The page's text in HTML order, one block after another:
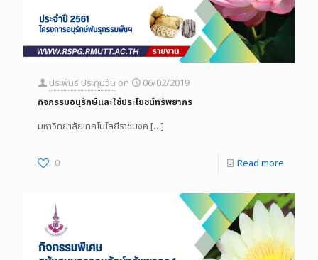
ประพันธ์ ประทุมวัน on
06/02/2019
กิจกรรมอนุรักษ์และใช้ประโยชน์ทรัพยากร
มหาวิทยาลัยเทคโนโลยีราชมงค […]
0 Read more